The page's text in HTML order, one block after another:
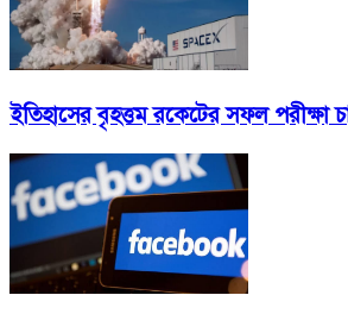
ইতিহাসের বৃহত্তম রকেটের সফল পরীক্ষা